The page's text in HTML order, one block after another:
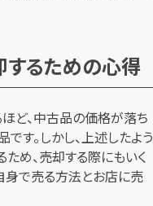
するための心得
ど、中古品の価格が落ち
す。しかし、上述したよう
め、売却する際にもいく
身で売る方法とお店に売